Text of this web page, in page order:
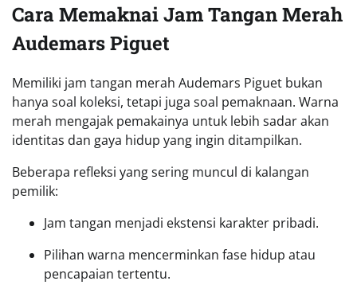
Cara Memaknai Jam Tangan Merah
Audemars Piguet
Memiliki jam tangan merah Audemars Piguet bukan
hanya soal koleksi, tetapi juga soal pemaknaan. Warna
merah mengajak pemakainya untuk lebih sadar akan
identitas dan gaya hidup yang ingin ditampilkan.
Beberapa refleksi yang sering muncul di kalangan
pemilik:
Jam tangan menjadi ekstensi karakter pribadi.
Pilihan warna mencerminkan fase hidup atau
pencapaian tertentu.